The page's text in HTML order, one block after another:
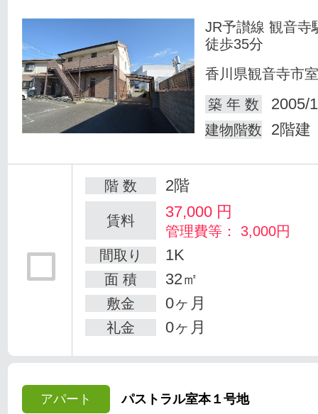
JR予讃線 観音寺
徒歩35分
香川県観音寺市
築 年 数
2005/
建物階数 2階建
階 数 2階
賃料 37,000 円
管理費等： 3,000円
間取り
1K
面 積 32㎡
敷金 0ヶ月
礼金 0ヶ月
アパート パストラル室本１号地